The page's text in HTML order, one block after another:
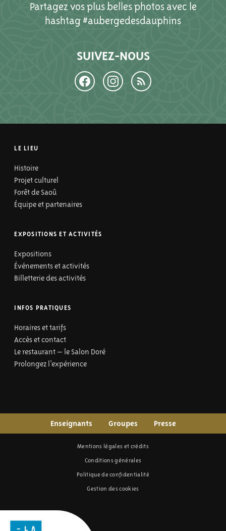
Partagez vos plus belles photos avec le
hashtag #aubergedesdauphins
SUIVEZ-NOUS
LE LIEU
Histoire
Projet culturel
Forêt de Saoû
Équipe et partenaires
EXPOSITIONS ET ACTIVITÉS
Expositions
Événements et activités
Billetterie des activités
INFOS PRATIQUES
Horaires et tarifs
Accès et contact
Le restaurant – le Salon Doré
Prolongez l’expérience
Enseignants Groupes Presse
Mentions légales et crédits
Conditions générales
Politique de confidentialité
Gestion des cookies